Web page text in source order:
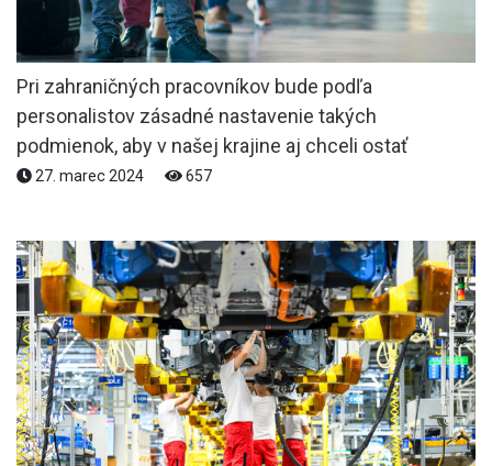
Pri zahraničných pracovníkov bude podľa
personalistov zásadné nastavenie takých
podmienok, aby v našej krajine aj chceli ostať
27. marec 2024 657